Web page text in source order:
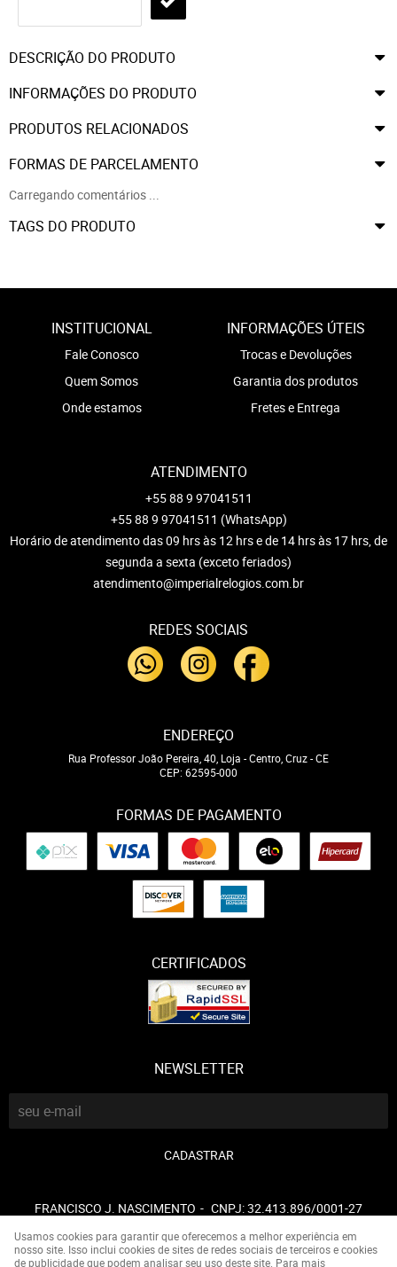
DESCRIÇÃO DO PRODUTO
INFORMAÇÕES DO PRODUTO
PRODUTOS RELACIONADOS
FORMAS DE PARCELAMENTO
Carregando comentários ...
TAGS DO PRODUTO
INSTITUCIONAL
Fale Conosco
Quem Somos
Onde estamos
INFORMAÇÕES ÚTEIS
Trocas e Devoluções
Garantia dos produtos
Fretes e Entrega
ATENDIMENTO
+55 88 9 97041511
+55 88 9 97041511 (WhatsApp)
Horário de atendimento das 09 hrs às 12 hrs e de 14 hrs às 17 hrs, de
segunda a sexta (exceto feriados)
atendimento@imperialrelogios.com.br
REDES SOCIAIS
ENDEREÇO
Rua Professor João Pereira, 40, Loja -Centro, Cruz-CE
CEP: 62595-000
FORMAS DE PAGAMENTO
CERTIFICADOS
NEWSLETTER
CADASTRAR
FRANCISCO J. NASCIMENTO CNPJ: 32.413.896/0001-27
Usamos cookies para garantir que oferecemos a melhor experiência em
nosso site. Isso inclui cookies de sites de redes sociais de terceiros e cookies
de publicidade que podem analisar seu uso deste site. Para mais